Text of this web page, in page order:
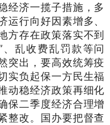
经济一揽子措施，多
运行向好因素增多、
方存在政策落实不到
乱收费乱罚款等问
突出，要高效统筹疫
实负起保一方民生福
动稳经济政策再细化
保二季度经济合理增
整改。国办要把督查